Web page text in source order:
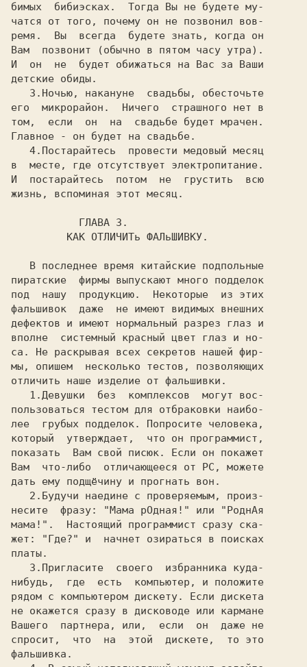
бимых  бибиэсках.  Тогда Вы не будете му-
ремя.  Вы  всегда  будете знать, когда он
Вам  позвонит (обычно в пятом часу утра).
И  он  не  будет обижаться на Вас за Ваши
детские обиды.
3 .Ночью, накануне  свадьбы, обесточьте
его  микрорайон.  Ничего  страшного нет в
том,  если  он  на  свадьбе будет мрачен.
Главное - он будет на свадьбе.
4.Постарайтесь  провести медовый месяц
в  месте, где отсутствует электропитание.
И  постарайтесь  потом  не  грустить  всю
жизнь, вспоминая этот месяц.
ГЛАВА 3.
КАК ОТЛИЧИТь ФАЛьШИВКУ.
пиратские  фирмы выпускают много подделок
под  нашу  продукцию.  Некоторые  из этих
фальшивок  даже  не имеют видимых внешних
дефектов и имеют нормальный разрез глаз и
са. Не раскрывая всех секретов нашей фир-
мы, опишем  несколько тестов, позволяющих
отличить наше изделие от фальшивки.
1 .Девушки  без  комплексов  могут вос-
пользоваться тестом для отбраковки наибо-
лее  грубых подделок. Попросите человека,
который  утверждает,  что он программист,
показать  Вам свой писюк. Если он покажет
Вам  что-либо  отличающееся от РС, можете
дать ему подщёчину и прогнать вон.
2 .Будучи наедине с проверяемым, произ-
несите  фразу: "Мама рОдная!" или "РоднАя
мама!".  Настоящий программист сразу ска-
жет: "Где?" и  начнет озираться в поисках
платы.
3 .Пригласите  своего  избранника куда-
нибудь,  где  есть  компьютер, и положите
рядом с компьютером дискету. Если дискета
не окажется сразу в дисководе или кармане
Вашего  партнера, или,  если  он  даже не
спросит,  что  на  этой  дискете,  то это